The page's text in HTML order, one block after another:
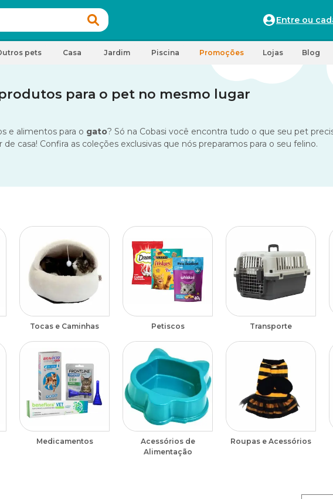
Entre ou
pets Casa Jardim Piscina Promoções Lojas Blog
para o pet no mesmo lugar
e alimentos para o gato? Só na Cobasi você encontra tudo o que seu pet
casa! Confira as coleções exclusivas que nós preparamos para o seu felino.
Tocas e Caminhas Petiscos Transporte
Medicamentos
Acessórios de
Alimentação
Roupas e Acessórios